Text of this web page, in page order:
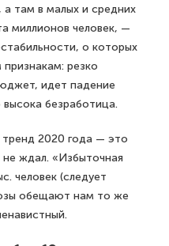
а там в малых и средних
миллионов человек, —
о которых
резко
идет падение
безработица.
2020 года — это
ждал. «Избыточная
человек (следует
обещают нам то же